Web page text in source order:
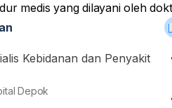
medis yang dilayani oleh
pap smear, hingga
anggota Ikatan Dokter
(POGI).
Kebidanan dan Penyakit
Depok